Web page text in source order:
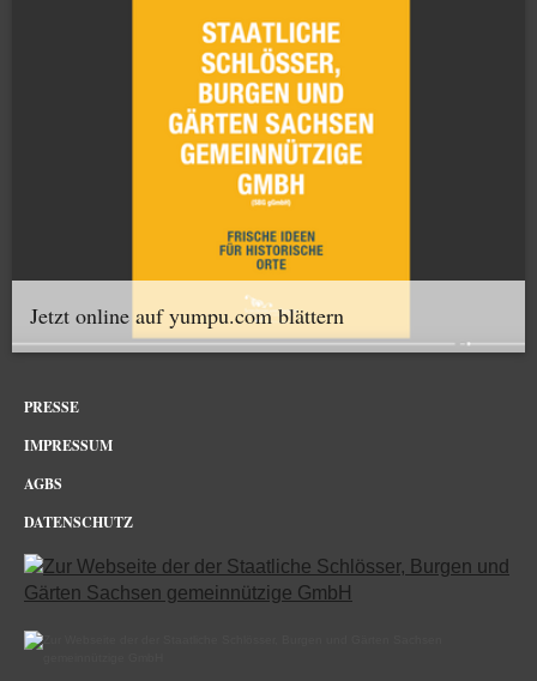
Jetzt online auf yumpu.com blättern
PRESSE
IMPRESSUM
AGBS
DATENSCHUTZ